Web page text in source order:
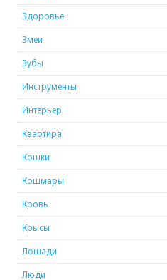
Здоровье
Змеи
Зубы
Инструменты
Интерьер
Квартира
Кошки
Кошмары
Кровь
Крысы
Лошади
Люди